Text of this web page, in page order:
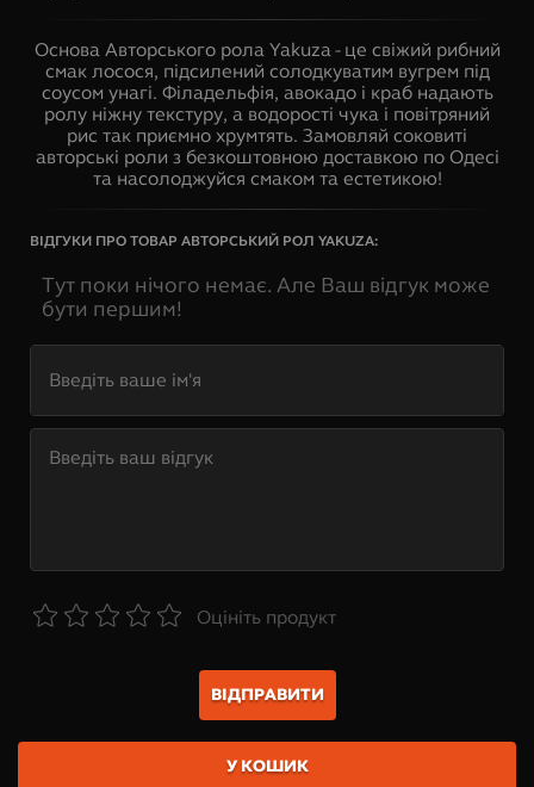
У КОШИК
Основа Авторського рола Yakuza - це свіжий рибний
смак лосося, підсилений солодкуватим вугрем під
соусом унагі. Філадельфія, авокадо і краб надають
ролу ніжну текстуру, а водорості чука і повітряний
рис так приємно хрумтять. Замовляй соковиті
авторські роли з безкоштовною доставкою по Одесі
та насолоджуйся смаком та естетикою!
ВІДГУКИ ПРО ТОВАР АВТОРСЬКИЙ РОЛ YAKUZA:
Тут поки нічого немає. Але Ваш відгук може
бути першим!
Оцініть продукт
ВІДПРАВИТИ